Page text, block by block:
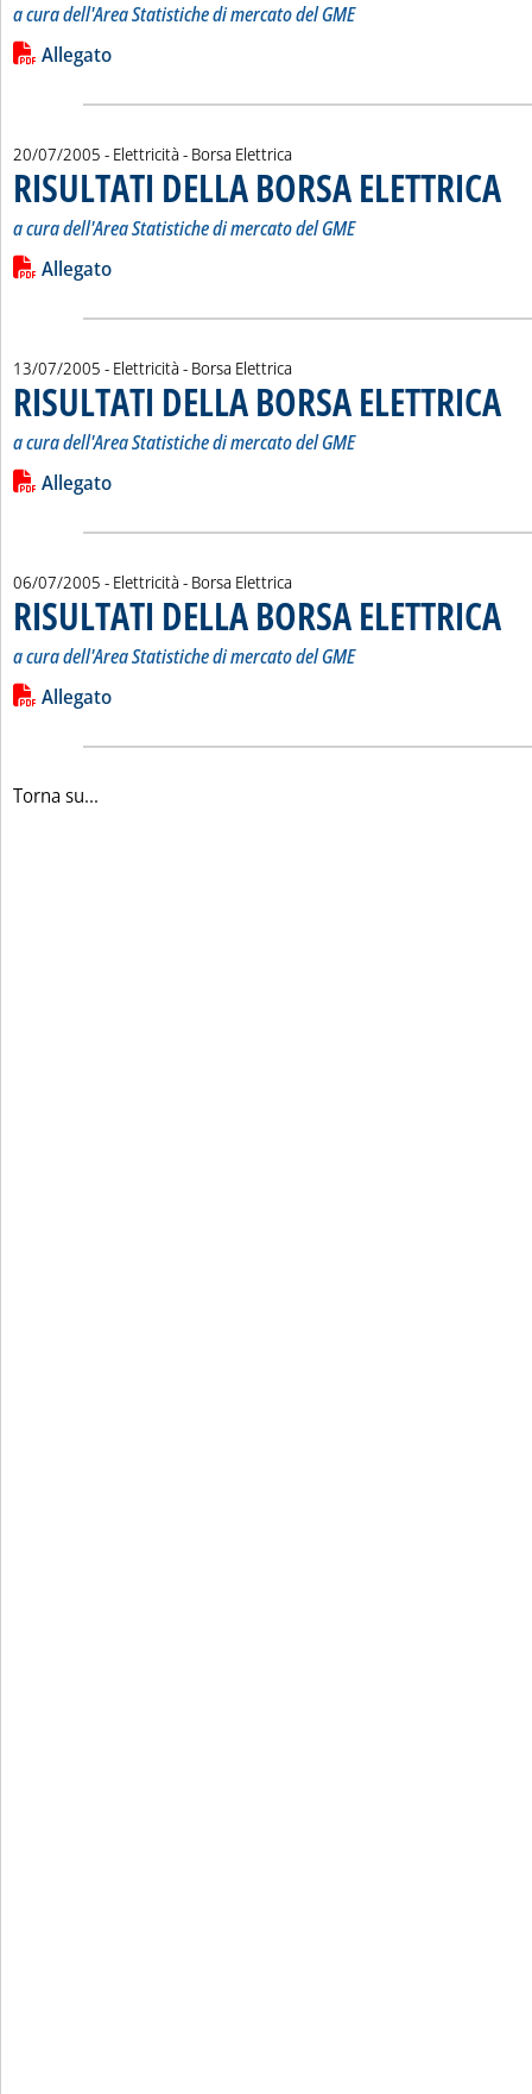
a cura dell'Area Statistiche di mercato del GME
Leggi tutta la notizia: 'RISULTATI DELLA BORSA ELETTRICA'
Lista allegati PDF alla notizia
Allegato
20/07/2005 - Elettricità - Borsa Elettrica
RISULTATI DELLA BORSA ELETTRICA
a cura dell'Area Statistiche di mercato del GME
Leggi tutta la notizia: 'RISULTATI DELLA BORSA ELETTRICA'
Lista allegati PDF alla notizia
Allegato
13/07/2005 - Elettricità - Borsa Elettrica
RISULTATI DELLA BORSA ELETTRICA
a cura dell'Area Statistiche di mercato del GME
Leggi tutta la notizia: 'RISULTATI DELLA BORSA ELETTRICA'
Lista allegati PDF alla notizia
Allegato
06/07/2005 - Elettricità - Borsa Elettrica
RISULTATI DELLA BORSA ELETTRICA
a cura dell'Area Statistiche di mercato del GME
Leggi tutta la notizia: 'RISULTATI DELLA BORSA ELETTRICA'
Lista allegati PDF alla notizia
Allegato
Torna su...